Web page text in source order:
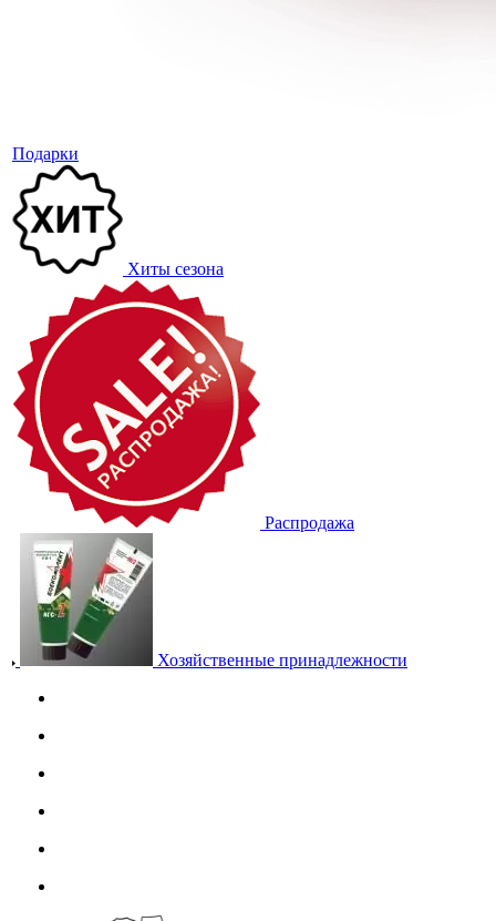
Подарки
Хиты сезона
Распродажа
Хозяйственные принадлежности